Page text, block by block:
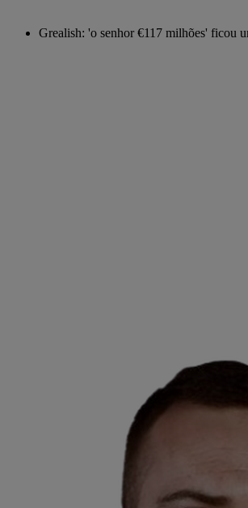
Grealish: 'o senhor €117 milhões' ficou